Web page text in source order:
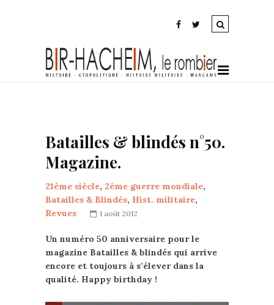
Batailles & blindés n°50.
Magazine.
21ème siècle, 2ème guerre mondiale,
Batailles & Blindés, Hist. militaire,
Revues
1 août 2012
Un numéro 50 anniversaire pour le
magazine Batailles & blindés qui arrive
encore et toujours à s’élever dans la
qualité. Happy birthday !